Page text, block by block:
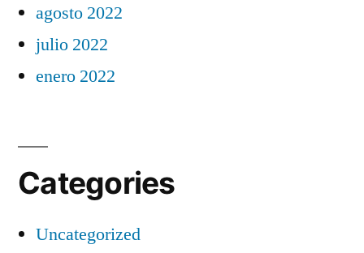
agosto 2022
julio 2022
enero 2022
Categories
Uncategorized